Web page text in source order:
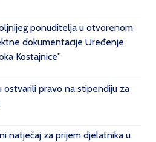
ponuditelja u otvorenom
dokumentacije Uređenje
Kostajnice''
ostvarili pravo na stipendiju za
natječaj za prijem djelatnika u